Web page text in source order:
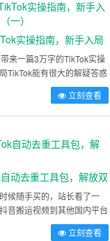
大量布局的我们……
实操指南，新手入局
）
来一篇3万字的TikTok实操
TikTok能有很大的解疑答惑
眼摸黑的情况。本文长达3
心看完的朋友一定会收益匪
的基础脉络：文章思维导图
本术语，也就是“行话”，让
别人说一个……
立刻查看
动去重工具包，解放双
候随手买的，站长看了一
音搬运视频到其他国内平台
其实其中跟我们搬运到
没什么大的区别。原理都是
立刻查看